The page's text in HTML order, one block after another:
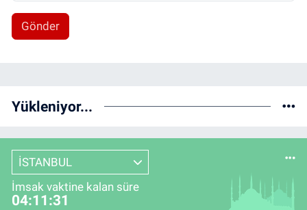
Gönder
Yükleniyor...
İSTANBUL
İmsak vaktine kalan süre
04:11:30